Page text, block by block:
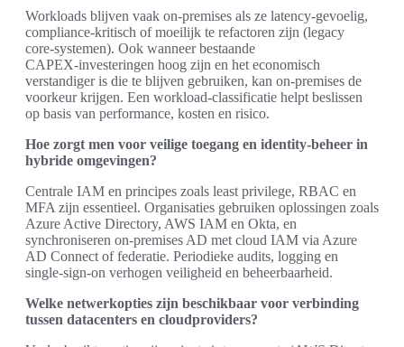
Workloads blijven vaak on‑premises als ze latency‑gevoelig,
compliance‑kritisch of moeilijk te refactoren zijn (legacy
core‑systemen). Ook wanneer bestaande
CAPEX‑investeringen hoog zijn en het economisch
verstandiger is die te blijven gebruiken, kan on‑premises de
voorkeur krijgen. Een workload‑classificatie helpt beslissen
op basis van performance, kosten en risico.
Hoe zorgt men voor veilige toegang en identity‑beheer in
hybride omgevingen?
Centrale IAM en principes zoals least privilege, RBAC en
MFA zijn essentieel. Organisaties gebruiken oplossingen zoals
Azure Active Directory, AWS IAM en Okta, en
synchroniseren on‑premises AD met cloud IAM via Azure
AD Connect of federatie. Periodieke audits, logging en
single‑sign‑on verhogen veiligheid en beheerbaarheid.
Welke netwerkopties zijn beschikbaar voor verbinding
tussen datacenters en cloudproviders?